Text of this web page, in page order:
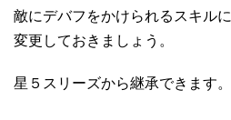
敵にデバフをかけられるスキルに
変更しておきましょう。
星５スリーズから継承できます。